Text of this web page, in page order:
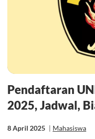
Pendaftaran
2025, Jadwal,
8 April 2025 | Mahasiswa